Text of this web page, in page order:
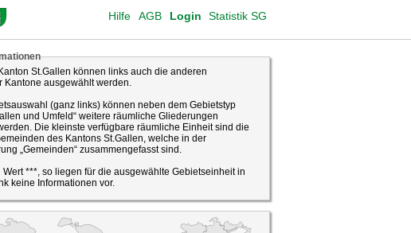
Login Statistik SG
AGB
Hilfe
St.Gallen können links auch die anderen
Kantone ausgewählt werden.
(ganz links) können neben dem Gebietstyp
und Umfeld“ weitere räumliche Gliederungen
Die kleinste verfügbare räumliche Einheit sind die
des Kantons St.Gallen, welche in der
„Gemeinden“ zusammengefasst sind.
Wert ***, so liegen für die ausgewählte Gebietseinheit in
keine Informationen vor.